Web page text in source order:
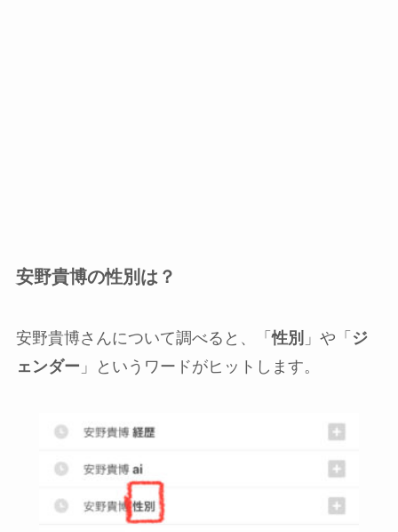
安野貴博の性別は？
安野貴博さんについて調べると、「性別 」や「 ジ
ェンダー 」というワードがヒットします。